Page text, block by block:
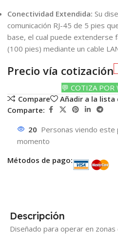
Conectividad Extendida: Su
comunicación RJ-45 de 5 pies
base, el cual puede extenderse
(100 pies) mediante un cable
Precio vía cotización
💬 COTIZA POR
Compare
Añadir a la lista
Comparte:
20 Personas viendo
momento
Métodos de pago:
Descripción
Diseñado para operar en zonas